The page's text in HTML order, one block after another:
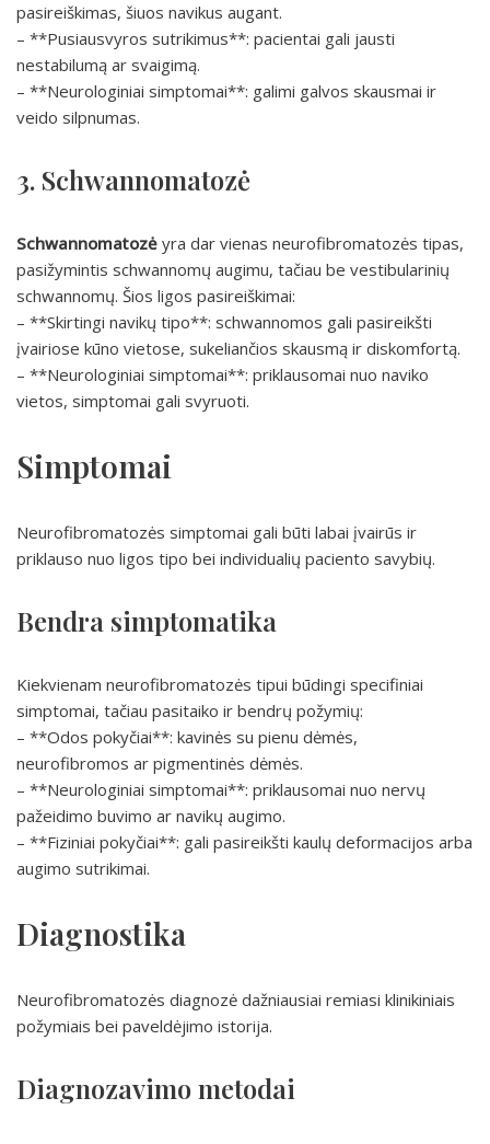
pasireiškimas, šiuos navikus augant.
– **Pusiausvyros sutrikimus**: pacientai gali jausti
nestabilumą ar svaigimą.
– **Neurologiniai simptomai**: galimi galvos skausmai ir
veido silpnumas.
3. Schwannomatozė
Schwannomatozė yra dar vienas neurofibromatozės tipas,
pasižymintis schwannomų augimu, tačiau be vestibularinių
schwannomų. Šios ligos pasireiškimai:
– **Skirtingi navikų tipo**: schwannomos gali pasireikšti
įvairiose kūno vietose, sukeliančios skausmą ir diskomfortą.
– **Neurologiniai simptomai**: priklausomai nuo naviko
vietos, simptomai gali svyruoti.
Simptomai
Neurofibromatozės simptomai gali būti labai įvairūs ir
priklauso nuo ligos tipo bei individualių paciento savybių.
Bendra simptomatika
Kiekvienam neurofibromatozės tipui būdingi specifiniai
simptomai, tačiau pasitaiko ir bendrų požymių:
– **Odos pokyčiai**: kavinės su pienu dėmės,
neurofibromos ar pigmentinės dėmės.
– **Neurologiniai simptomai**: priklausomai nuo nervų
pažeidimo buvimo ar navikų augimo.
– **Fiziniai pokyčiai**: gali pasireikšti kaulų deformacijos arba
augimo sutrikimai.
Diagnostika
Neurofibromatozės diagnozė dažniausiai remiasi klinikiniais
požymiais bei paveldėjimo istorija.
Diagnozavimo metodai